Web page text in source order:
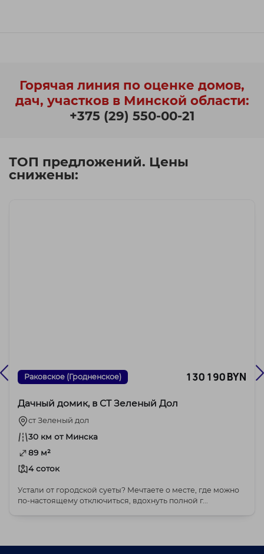
Горячая линия по оценке домов,
дач, участков в Минской области:
+375 (29) 550-00-21
ТОП предложений. Цены
снижены:
Раковское (Гродненское) 130 190 BYN
Дачный домик, в СТ Зеленый Дол
ст Зеленый дол
30 км от Минска
89 м²
4 соток
Устали от городской суеты? Мечтаете о месте, где можно
по-настоящему отключиться, вдохнуть полной г...